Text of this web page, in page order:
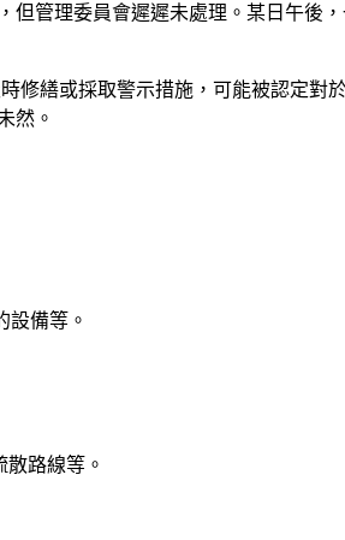
管理委員會遲遲未處理。某日午後
繕或採取警示措施，可能被認定對
然。
設備等。
路線等。